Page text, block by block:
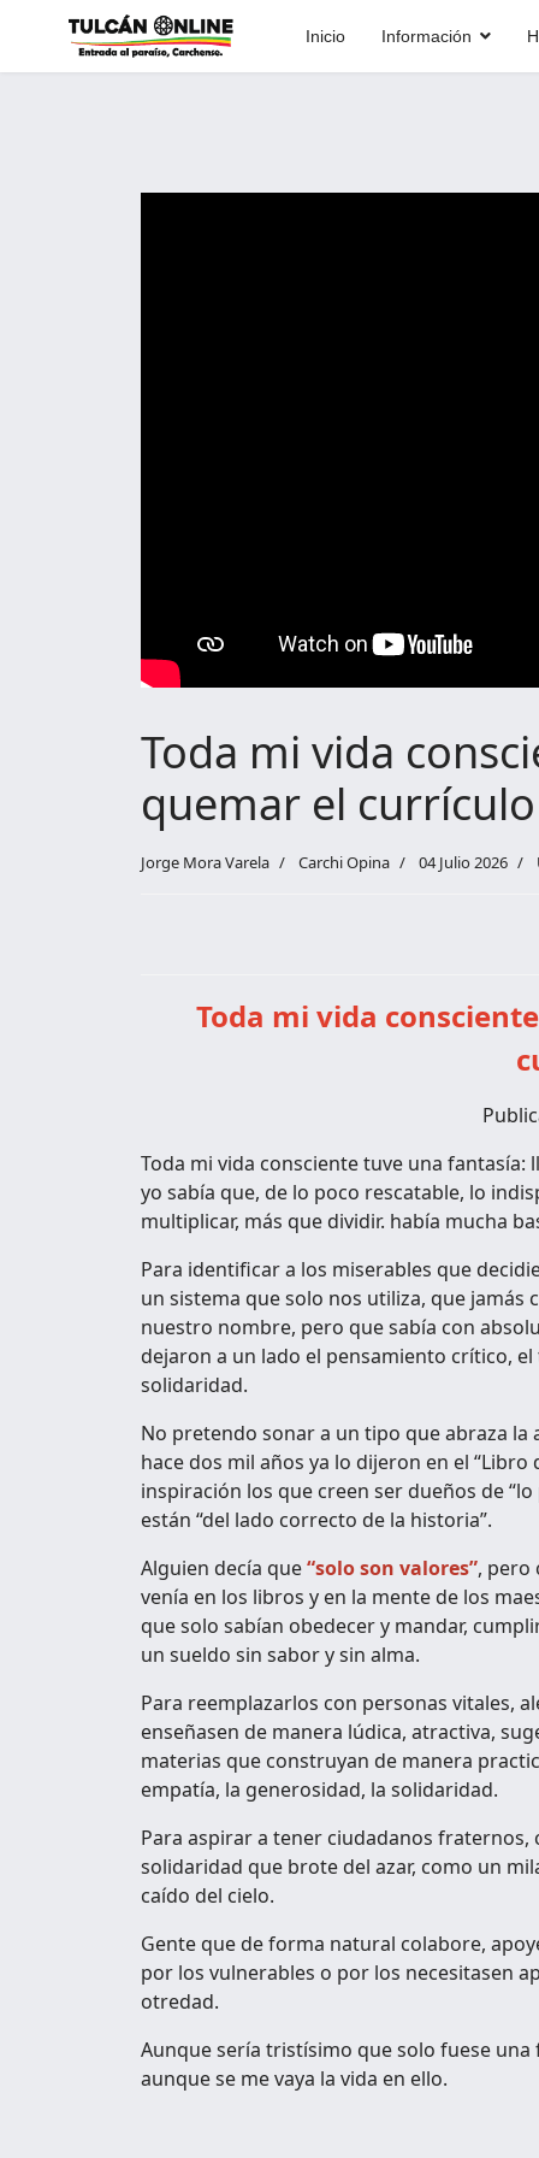
Inicio Información
Toda mi vida
quemar el currículo
Jorge Mora Varela Carchi Opina 04 Julio 2026
Toda mi vida
Toda mi vida consciente tuve una
yo sabía que, de lo poco rescatable, lo
multiplicar, más que dividir. había mucha
Para identificar a los miserables que
un sistema que solo nos utiliza, que
nuestro nombre, pero que sabía con
dejaron a un lado el pensamiento crítico,
solidaridad.
No pretendo sonar a un tipo que abraza
hace dos mil años ya lo dijeron en el
inspiración los que creen ser dueños de
están “del lado correcto de la historia”.
Alguien decía que“solo son valores”, pero
venía en los libros y en la mente de los
que solo sabían obedecer y mandar,
un sueldo sin sabor y sin alma.
Para reemplazarlos con personas vitales,
enseñasen de manera lúdica, atractiva,
materias que construyan de manera
empatía, la generosidad, la solidaridad.
Para aspirar a tener ciudadanos
solidaridad que brote del azar, como un
caído del cielo.
Gente que de forma natural colabore,
por los vulnerables o por los necesitasen
otredad.
Aunque sería tristísimo que solo fuese
aunque se me vaya la vida en ello.